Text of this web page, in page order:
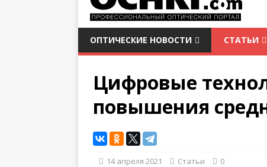
ОПТИЧЕСКИЕ НОВОСТИ СТАТЬИ
Цифровые
повышения
14 апреля 2021 Статьи 0